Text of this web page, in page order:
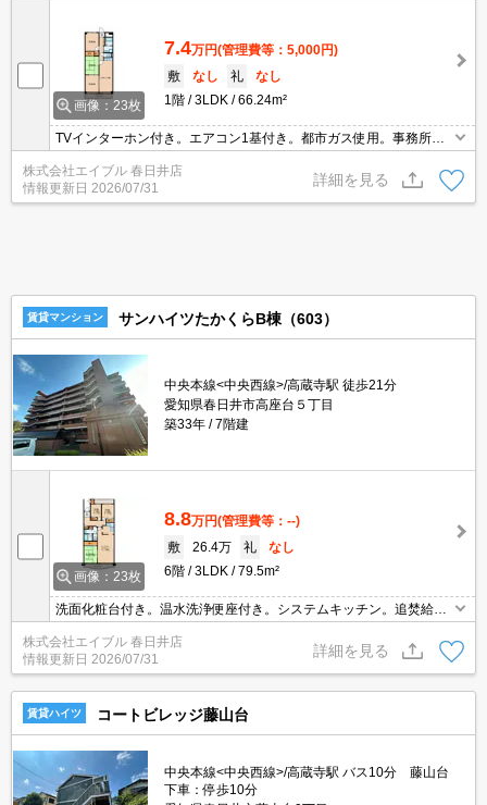
画像：23枚
7.4万円(管理費等：5,000円)
敷
なし 礼
なし
1階
3LDK 66.24m²
TVインターホン付き。エアコン1基付き。都市ガス使用。事務所使
株式会社エイブル 春日井店
情報更新日 2026/07/31
詳細を見る
賃貸マンション サンハイツたかくらB棟（603）
中央本線<中央西線>/高蔵寺駅 徒歩21分
愛知県春日井市高座台５丁目
築33年
7階建
画像：23枚
8.8万円(管理費等：--)
敷
26.4万 礼
なし
6階
3LDK 79.5m²
洗面化粧台付き。温水洗浄便座付き。システムキッチン。追焚給
株式会社エイブル 春日井店
情報更新日 2026/07/31
詳細を見る
賃貸ハイツ コートビレッジ藤山台
中央本線<中央西線>/高蔵寺駅 バス10分 藤山台
下車：停歩10分